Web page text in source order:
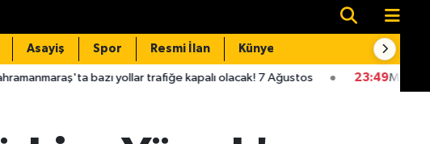
Asayiş Spor Resmi İlan Künye
yollar trafiğe kapalı olacak! 7 Ağustos 23:49Mardin'de otomobil